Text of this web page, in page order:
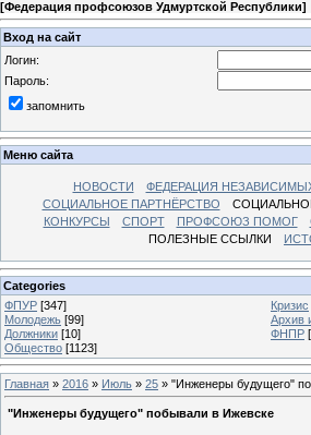
[Федерация профсоюзов Удмуртской Республики]
Вход на сайт
Логин:
Пароль:
запомнить
Меню сайта
НОВОСТИ ФЕДЕРАЦИЯ
СОЦИАЛЬНОЕ ПАРТНЁРСТВО
КОНКУРСЫ
СПОРТ ПРОФСОЮЗ ПОМОГ
ПОЛЕЗНЫЕ ССЫЛКИ
Categories
ФПУР [347] Кризис
Молодежь [99] Архив
Должники [10] ФНПР
Общество [1123]
Главная » 2016 » Июль » 25 » "Инженеры будущего"
"Инженеры будущего" побывали в Ижевске